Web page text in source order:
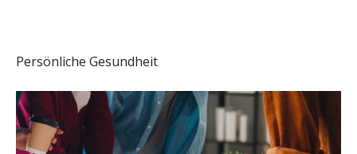
Persönliche Gesundheit